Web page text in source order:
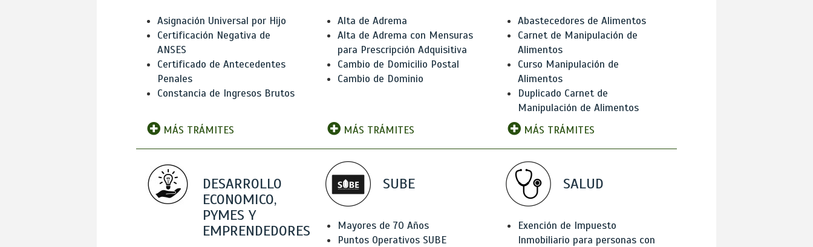
Asignación Universal por Hijo
Certificación Negativa de
ANSES
Certificado de Antecedentes
Penales
Constancia de Ingresos Brutos
MÁS TRÁMITES
Alta de Adrema
Alta de Adrema con Mensuras
para Prescripción Adquisitiva
Cambio de Domicilio Postal
Cambio de Dominio
MÁS TRÁMITES
Abastecedores de Alimentos
Carnet de Manipulación de
Alimentos
Curso Manipulación de
Alimentos
Duplicado Carnet de
Manipulación de Alimentos
MÁS TRÁMITES
DESARROLLO
ECONOMICO,
PYMES Y
EMPRENDEDORES
SUBE
Mayores de 70 Años
Puntos Operativos SUBE
SALUD
Exención de Impuesto
Inmobiliario para personas con